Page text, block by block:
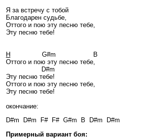
Я за встречу с тобой
Благодарен судьбе,
Оттого и пою эту песню тебе,
Эту песню тебе!
H G#m B
Оттого и пою эту песню тебе,
D#m
Эту песню тебе!
Оттого и пою эту песню тебе,
Эту песню тебе!
окончание:
D#m D#m F# F# G#m B D#m D#m
Примерный вариант боя: